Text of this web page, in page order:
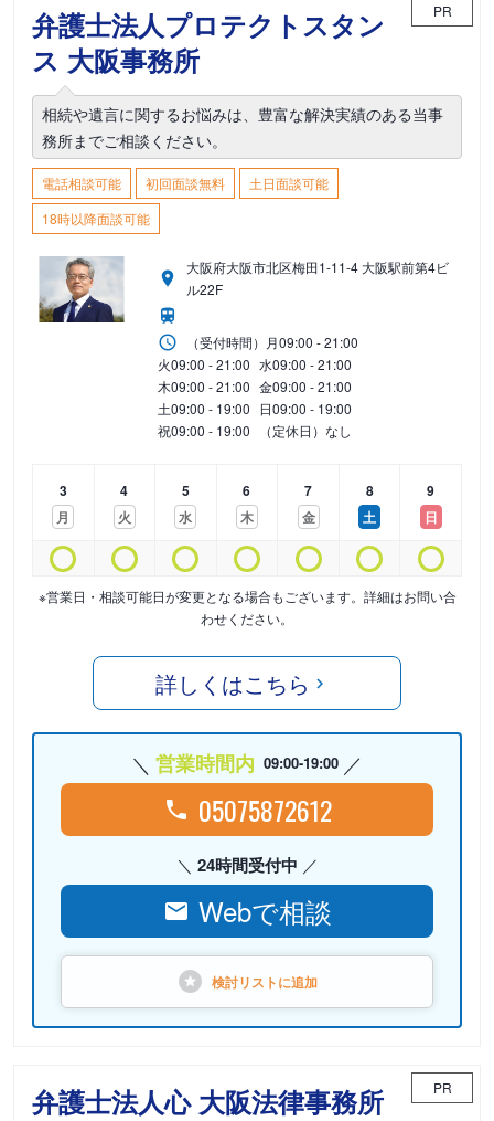
弁護士法人プロテクトスタン
ス 大阪事務所
PR
相続や遺言に関するお悩みは、豊富な解決実績のある当事
務所までご相談ください。
電話相談可能 初回面談無料
土日面談可能
18時以降面談可能
大阪府大阪市北区梅田1-11-4 大阪駅前第4ビ
ル22F
（受付時間） 月09:00 - 21:00
火09:00 - 21:00 水09:00 - 21:00
木09:00 - 21:00 金09:00 - 21:00
土09:00 - 19:00 日09:00 - 19:00
祝09:00 - 19:00 （定休日）なし
3
月
4
火
5
水
6
木
7
金
8
土
9
日
※営業日・相談可能日が変更となる場合もございます。詳細はお問い合
わせください。
詳しくはこちら
営業時間内 09:00-19:00
05075872612
24時間受付中
Webで相談
検討リストに追加
弁護士法人心 大阪法律事務所 PR